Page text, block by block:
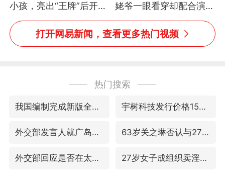
小孩，亮出“王牌”后开启
一键静音
姥爷一眼看穿却配合演出
网友：姥爷的演技我打满
分
打开网易新闻，查看更多热门视频
热门搜索
我国编制完成新版全月地质图 宇树科技发行价格150.80元/股
外交部发言人就广岛核爆81周年等答记者问 63岁关之琳否认与27岁模特恋情
外交部回应是否在太平洋海底开采稀土 27岁女子成组织卖淫集团主犯被通缉